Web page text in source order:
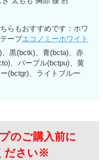
らもおすすめです：ホワ
ープエコノミーホワイト
黒(bctk)、青(bcta)、赤
、パープル(bctpu)、黄
(bctgr)、ライトブルー
のご購入前に
ださい※